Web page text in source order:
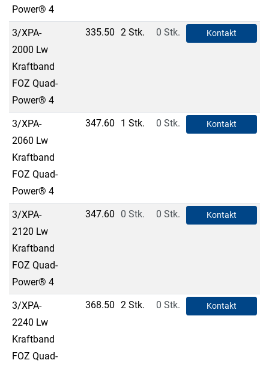
Power® 4
3/XPA-
2000 Lw
Kraftband
FOZ Quad-
Power® 4
335.50 2 Stk. 0 Stk. Kontakt
3/XPA-
2060 Lw
Kraftband
FOZ Quad-
Power® 4
347.60 1 Stk. 0 Stk. Kontakt
3/XPA-
2120 Lw
Kraftband
FOZ Quad-
Power® 4
347.60 0 Stk. 0 Stk. Kontakt
3/XPA-
2240 Lw
Kraftband
FOZ Quad-
368.50 2 Stk. 0 Stk. Kontakt